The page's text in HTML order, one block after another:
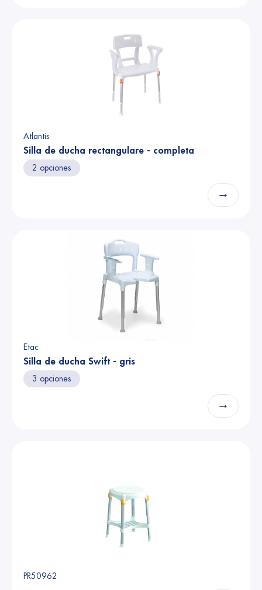
Atlantis
Silla de ducha rectangulare - completa
2 opciones
→
Etac
Silla de ducha Swift - gris
3 opciones
→
PR50962